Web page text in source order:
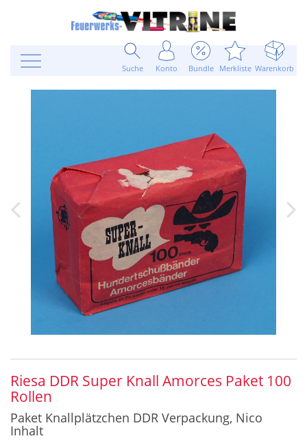
Suche Konto Bundle Merkliste Warenkorb
Riesa DDR Super Knall Amorces Paket 100
Rollen
Paket Knallplätzchen DDR Verpackung, Nico
Inhalt